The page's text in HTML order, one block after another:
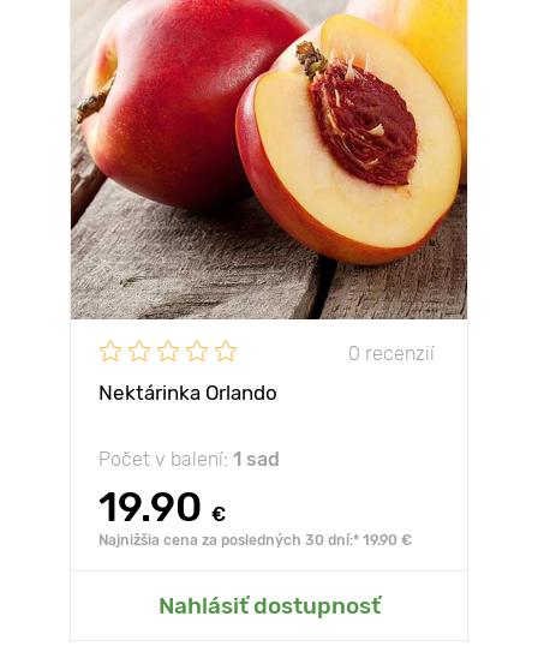
0 recenzií
Nektárinka Orlando
Počet v balení: 1 sad
19.90 €
Najnižšia cena za posledných 30 dní:* 19.90 €
Nahlásiť dostupnosť